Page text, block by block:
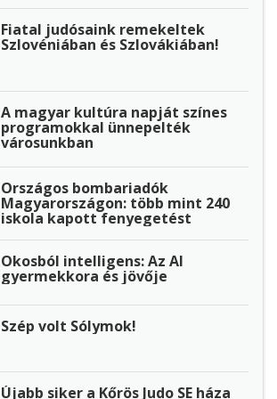
Fiatal judósaink remekeltek
Szlovéniában és Szlovákiában!
A magyar kultúra napját színes
programokkal ünnepelték
városunkban
Országos bombariadók
Magyarországon: több mint 240
iskola kapott fenyegetést
Okosból intelligens: Az AI
gyermekkora és jövője
Szép volt Sólymok!
Újabb siker a Kőrös Judo SE háza